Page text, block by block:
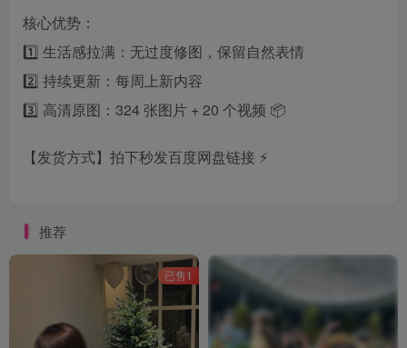
核心优势：
1️⃣ 生活感拉满：无过度修图，保留自然表情
2️⃣ 持续更新：每周上新内容
3️⃣ 高清原图：324 张图片 + 20 个视频 📦
【发货方式】拍下秒发百度网盘链接 ⚡
推荐
已售1